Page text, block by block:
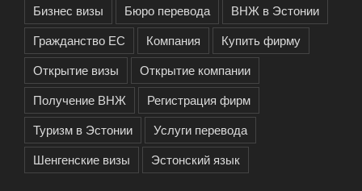
Бизнес визы
Бюро перевода
ВНЖ в Эстонии
Гражданство ЕС
Компания
Купить фирму
Открытие визы
Открытие компании
Получение ВНЖ
Регистрация фирм
Туризм в Эстонии
Услуги перевода
Шенгенские визы
Эстонский язык